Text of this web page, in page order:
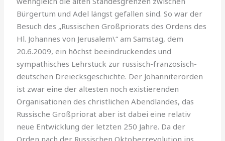
Bürgertum und Adel längst gefallen sind. So war der
Besuch des „Russischen Großpriorats des Ordens des
Hl. Johannes von Jerusalem\“ am Samstag, dem
20.6.2009, ein höchst beeindruckendes und
sympathisches Lehrstück zur russisch-französisch-
deutschen Dreiecksgeschichte. Der Johanniterorden
ist zwar eine der ältesten noch existierenden
Organisationen des christlichen Abendlandes, das
Russische Großpriorat aber ist dabei eine relativ
neue Entwicklung der letzten 250 Jahre. Da der
Orden nach der Russischen Oktoberrevolution ins